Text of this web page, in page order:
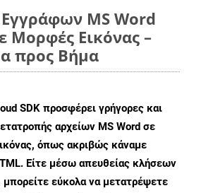
MS Word
Μορφές Εικόνας –
προς Βήμα
SDK προσφέρει γρήγορες και
αρχείων MS Word σε
όπως ακριβώς κάναμε
Είτε μέσω απευθείας κλήσεων
μπορείτε εύκολα να μετατρέψετε